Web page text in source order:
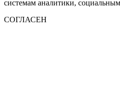
системам аналитики,
СОГЛАСЕН